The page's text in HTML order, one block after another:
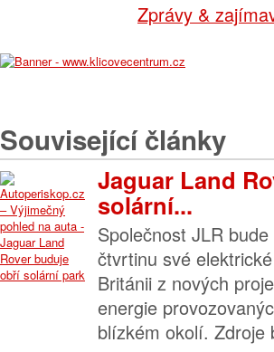
Zprávy &
Související články
Jaguar Land
solární...
Společnost JLR
čtvrtinu své
Británii z nových
energie
blízkém okolí. Zdroje